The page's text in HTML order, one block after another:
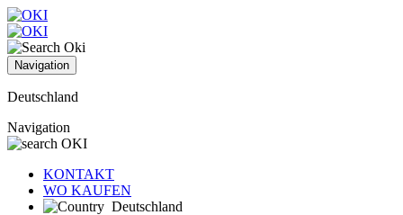
Navigation
Deutschland
Navigation
KONTAKT
WO KAUFEN
Deutschland